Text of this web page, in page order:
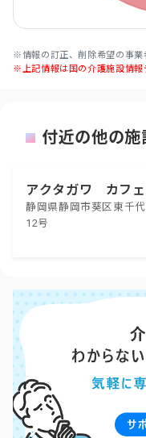
※情報の訂正、削除希望の事業
※上記情報は国の介護施設情報
付近の他の施
アクタガワ カフ
岡千代田
静岡県静岡市葵区東千
12号